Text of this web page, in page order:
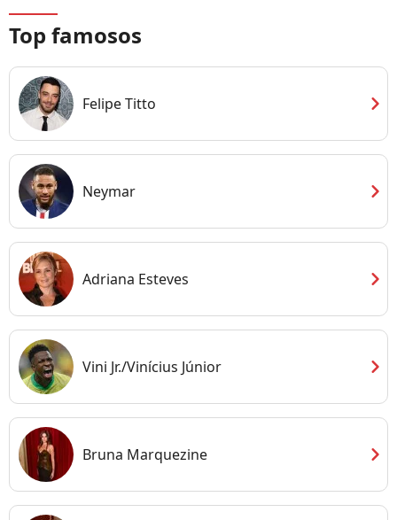
Top famosos
Felipe Titto chevron_right
Neymar chevron_right
Adriana Esteves chevron_right
Vini Jr./Vinícius Júnior chevron_right
Bruna Marquezine chevron_right